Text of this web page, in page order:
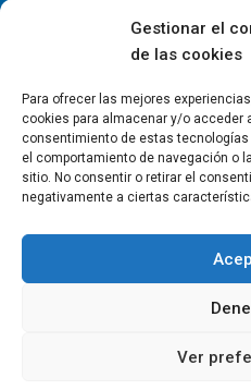
Gestionar el
de las cookies
Para ofrecer las mejores
cookies para almacenar y/o acceder
consentimiento de estas
el comportamiento de navegación o
sitio. No consentir o retirar el
negativamente a ciertas
Ver
Copyright Colegio Oficial de